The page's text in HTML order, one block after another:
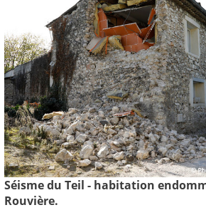
Séisme du Teil - habitation
Rouvière.